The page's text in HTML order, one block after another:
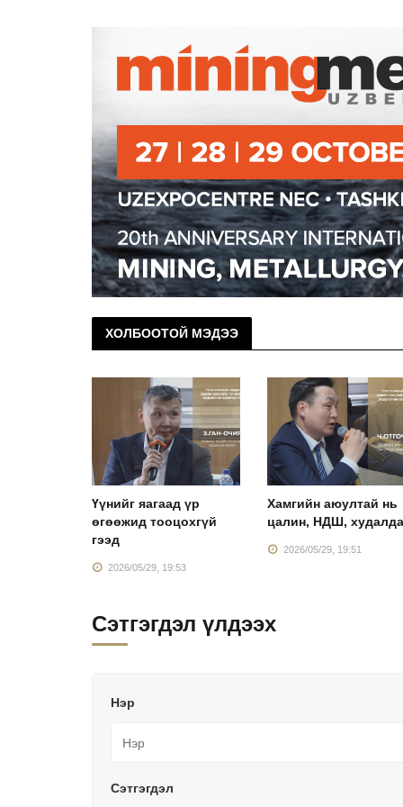
ХОЛБООТОЙ МЭДЭЭ
Үүнийг яагаад үр
өгөөжид тооцохгүй
гээд
2026/05/29, 19:53
Хамгийн аюултай нь
цалин, НДШ,
2026/05/29, 19:51
Сэтгэгдэл үлдээх
Нэр
Сэтгэгдэл